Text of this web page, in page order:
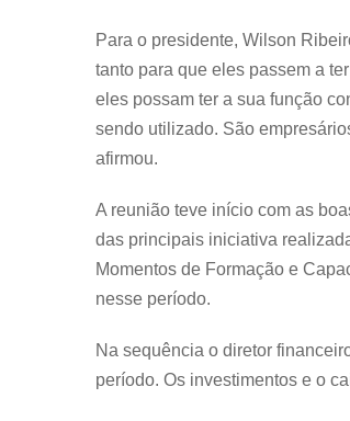
Para o presidente, Wilson
tanto para que eles passem a
eles possam ter a sua função
sendo utilizado. São
afirmou.
A reunião teve início com as
das principais iniciativa
Momentos de Formação e
nesse período.
Na sequência o diretor
período. Os investimentos e o